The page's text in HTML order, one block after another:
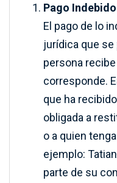
Pago
El pago de lo
jurídica que
persona
corresponde.
que ha
obligada a
o a quien
ejemplo:
parte de su